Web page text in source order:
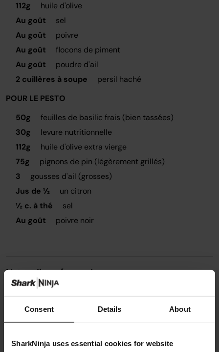
Consent Details About
SharkNinja uses essential cookies for website
112g
huile d'olive
Au goût
sel
Au goût
poivre
Au goût
flocons de piment
Au goût
poudre d'ail
2 cuillères à soupe
persil haché
POUR LE PESTO
50g
feuilles de basilic frais (bien tassées)
30g
levure nutritionnelle
112g
huile d'olive extra vierge
75g
pignons de pin (légèrement grillés)
3
gousses d'ail (grosses)
Jus de ½
un citron
½ c. à thé
sel
Au goût
poivre noir
Ustensiles nécessaires